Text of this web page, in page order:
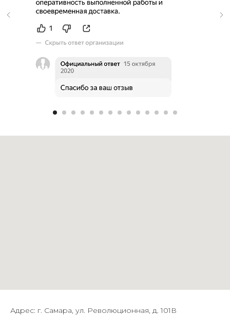
Адрес: г. Самара, ул. Революционная, д. 101В